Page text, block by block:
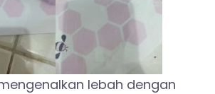
lebah dengan